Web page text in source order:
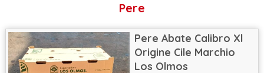
Pere
Pere Abate Calibro Xl
Origine Cile Marchio
Los Olmos